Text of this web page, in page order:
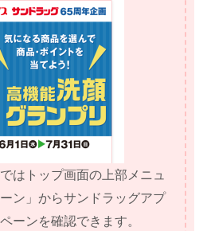
はトップ画面の上部メニュ
ン」からサンドラッグアプ
ーンを確認できます。